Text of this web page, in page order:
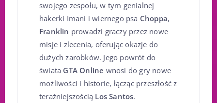
swojego zespołu, w tym genialnej
hakerki Imani i wiernego psa Choppa,
Franklin prowadzi graczy przez nowe
misje i zlecenia, oferując okazje do
dużych zarobków. Jego powrót do
świata GTA Online wnosi do gry nowe
możliwości i historie, łącząc przeszłość z
teraźniejszością Los Santos.